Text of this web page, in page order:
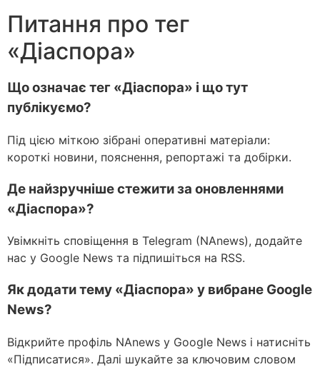
Питання про тег
«Діаспора»
Що означає тег «Діаспора» і що тут
публікуємо?
Під цією міткою зібрані оперативні матеріали:
короткі новини, пояснення, репортажі та добірки.
Де найзручніше стежити за оновленнями
«Діаспора»?
Увімкніть сповіщення в Telegram (NAnews), додайте
нас у Google News та підпишіться на RSS.
Як додати тему «Діаспора» у вибране Google
News?
Відкрийте профіль NAnews у Google News і натисніть
«Підписатися». Далі шукайте за ключовим словом